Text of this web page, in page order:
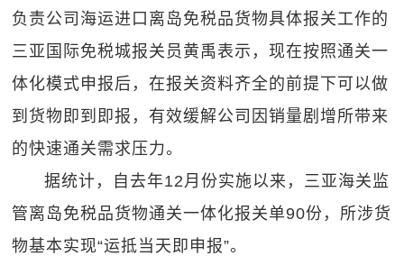
负责公司海运进口离岛免税品货物具体报关工作的
三亚国际免税城报关员黄禹表示，现在按照通关一
体化模式申报后，在报关资料齐全的前提下可以做
到货物即到即报，有效缓解公司因销量剧增所带来
的快速通关需求压力。
据统计，自去年12月份实施以来，三亚海关监
管离岛免税品货物通关一体化报关单90份，所涉货
物基本实现“运抵当天即申报”。